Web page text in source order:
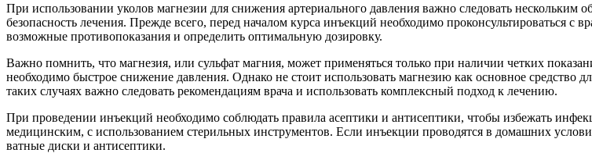
При использовании уколов магнезии для снижения артериального давления важно следовать
безопасность лечения. Прежде всего, перед началом курса инъекций необходимо проконсультироваться с
возможные противопоказания и определить оптимальную дозировку.
Важно помнить, что магнезия, или сульфат магния, может применяться только при наличии четких
необходимо быстрое снижение давления. Однако не стоит использовать магнезию как основное средство
таких случаях важно следовать рекомендациям врача и использовать комплексный подход к лечению.
При проведении инъекций необходимо соблюдать правила асептики и антисептики, чтобы избежать
медицинским, с использованием стерильных инструментов. Если инъекции проводятся в домашних
ватные диски и антисептики.